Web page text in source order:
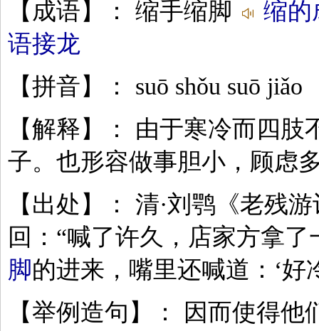
【成语】： 缩手缩脚
缩的
语接龙
【拼音】： suō shǒu suō jiǎo
【解释】： 由于寒冷而四肢
子。也形容做事胆小，顾虑
【出处】： 清·刘鹗《老残
回：“喊了许久，店家方拿了
脚的进来，嘴里还喊道：‘好
【举例造句】： 因而使得他